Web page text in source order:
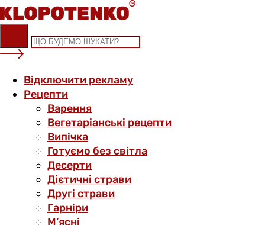
Skip
to
content
Відключити рекламу
Рецепти
Варення
Вегетаріанські рецепти
Випічка
Готуємо без світла
Десерти
Дієтичні страви
Другі страви
Гарніри
М’ясні